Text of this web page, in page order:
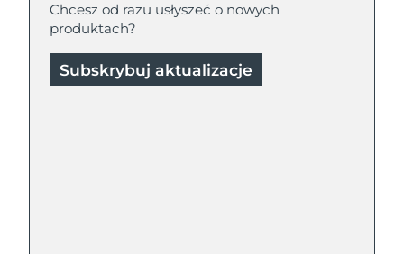
Chcesz od razu usłyszeć o nowych
produktach?
Subskrybuj aktualizacje